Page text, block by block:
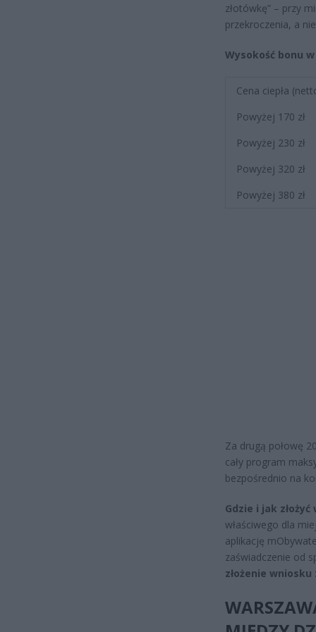
złotówkę” – przy
przekroczenia, a
Wysokość bonu
Cena ciepła
Powyżej 170 zł
Powyżej 230 zł
Powyżej 320 zł
Powyżej 380 zł
Za drugą połowę
cały program
bezpośrednio na
Gdzie i jak
właściwego dla
aplikację
zaświadczenie od
złożenie